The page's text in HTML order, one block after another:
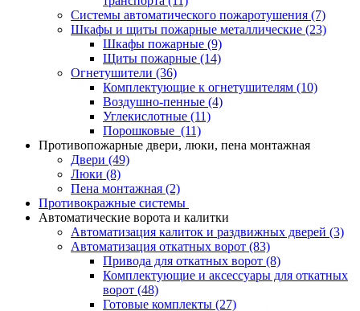
Системы автоматического пожаротушения (7)
Шкафы и щиты пожарные металлические (23)
Шкафы пожарные (9)
Щиты пожарные (14)
Огнетушители (36)
Комплектующие к огнетушителям (10)
Воздушно-пенные (4)
Углекислотные (11)
Порошковые (11)
Противопожарные двери, люки, пена монтажная
Двери (49)
Люки (8)
Пена монтажная (2)
Противокражные системы
Автоматические ворота и калитки
Автоматизация калиток и раздвижных дверей (3)
Автоматизация откатных ворот (83)
Привода для откатных ворот (8)
Комплектующие и аксессуары для откатных
ворот (48)
Готовые комплекты (27)